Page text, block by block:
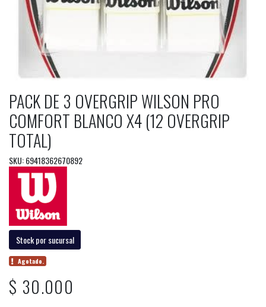
PACK DE 3 OVERGRIP WILSON PRO
COMFORT BLANCO X4 (12 OVERGRIP
TOTAL)
SKU: 69418362670892
Stock por sucursal
Agotado.
$ 30.000